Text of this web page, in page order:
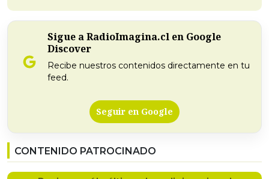
Sigue a RadioImagina.cl en Google
Discover
Recibe nuestros contenidos directamente en tu
feed.
Seguir en Google
CONTENIDO PATROCINADO